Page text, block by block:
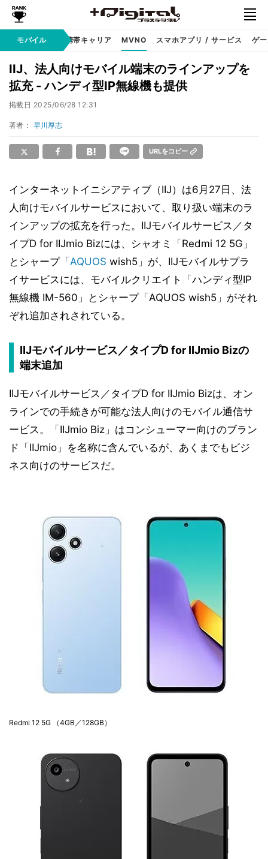
モバイル
Android 携帯キャリア MVNO スマホアプリ / サービス ゲ
IIJ、法人向けモバイル端末のラインアップを
拡充 - ハンディ型IP無線機も提供
掲載日 2025/06/28 12:31
著者： 早川厚志
URLをコピー
インターネットイニシアティブ（IIJ）は6月27日、法
人向けモバイルサービスにおいて、取り扱い端末のラ
インアップの拡充を行った。IIJモバイルサービス／タ
イプD for IIJmio Bizには、シャオミ「Redmi 12 5G」
とシャープ「 AQUOS wish5」が、IIJモバイルサプラ
イサービスには、モバイルクリエイト「ハンディ型IP
無線機 IM-560」とシャープ「AQUOS wish5」がそれ
ぞれ追加されされている。
IIJモバイルサービス／タイプD for IIJmio Bizの
端末追加
IIJモバイルサービス／タイプD for IIJmio Bizは、オン
ラインでの手続きが可能な法人向けのモバイル通信サ
ービス。「IIJmio Biz」はコンシューマー向けのブラン
ド「IIJmio」を名称に含んでいるが、あくまでもビジ
ネス向けのサービスだ。
Redmi 12 5G （4GB／128GB）